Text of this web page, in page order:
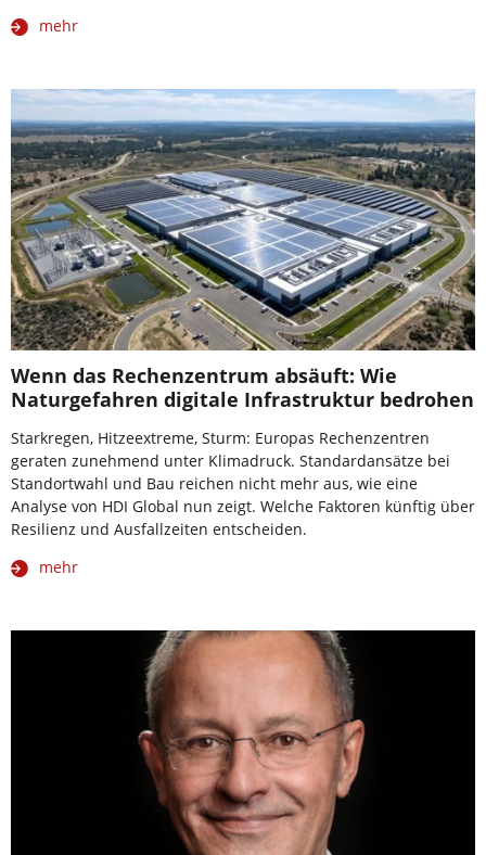
mehr
Wenn das Rechenzentrum absäuft: Wie
Naturgefahren digitale Infrastruktur bedrohen
Starkregen, Hitzeextreme, Sturm: Europas Rechenzentren
geraten zunehmend unter Klimadruck. Standardansätze bei
Standortwahl und Bau reichen nicht mehr aus, wie eine
Analyse von HDI Global nun zeigt. Welche Faktoren künftig über
Resilienz und Ausfallzeiten entscheiden.
mehr